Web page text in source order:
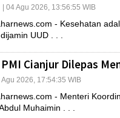
| 04 Agu 2026, 13:56:55 WIB
- Kesehatan
UUD . . .
Cianjur Dilepas
Agu 2026, 17:54:35 WIB
- Menteri
Muhaimin . . .